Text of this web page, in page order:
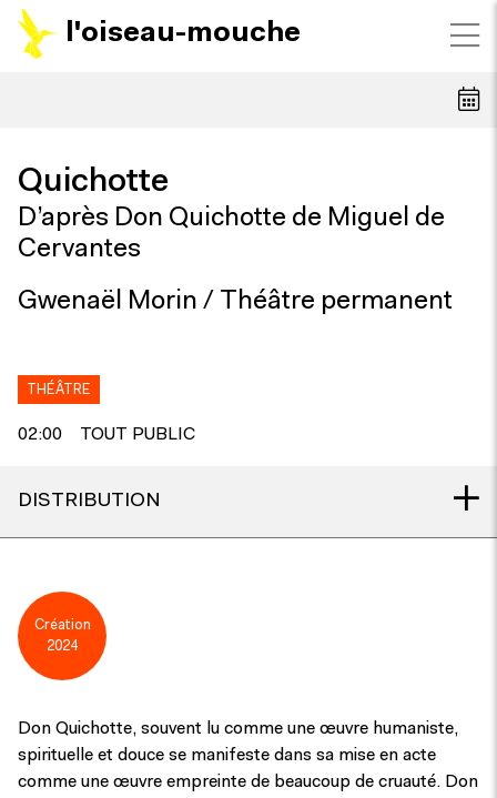
l'oiseau-mouche
Quichotte
D’après Don Quichotte de Miguel de
Cervantes
Gwenaël Morin / Théâtre permanent
THÉÂTRE
02:00 TOUT PUBLIC
DISTRIBUTION
Création
2024
Don Quichotte, souvent lu comme une œuvre humaniste,
spirituelle et douce se manifeste dans sa mise en acte
comme une œuvre empreinte de beaucoup de cruauté. Don